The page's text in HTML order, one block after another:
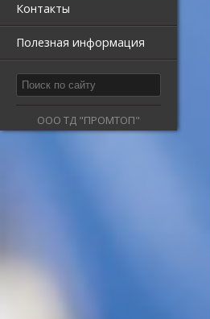
Контакты
Полезная информация
ООО ТД "ПРОМТОП"